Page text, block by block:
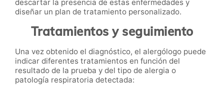
descartar la presencia de estas enfermedades y
diseñar un plan de tratamiento personalizado.
Tratamientos y seguimiento
Una vez obtenido el diagnóstico, el alergólogo puede
indicar diferentes tratamientos en función del
resultado de la prueba y del tipo de alergia o
patología respiratoria detectada: